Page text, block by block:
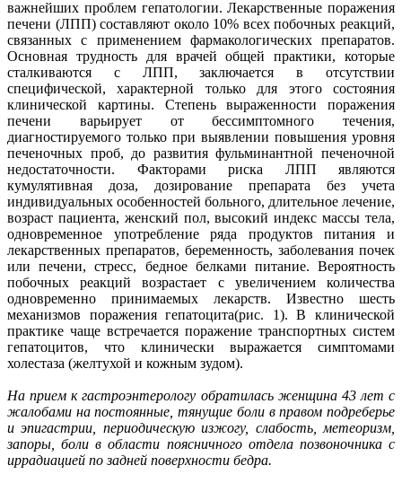
важнейших проблем гепатологии. Лекарственные поражения
печени (ЛПП) составляют около 10% всех побочных реакций,
связанных с применением фармакологических препаратов.
Основная трудность для врачей общей практики, которые
сталкиваются с ЛПП, заключается в отсутствии
специфической, характерной только для этого состояния
клинической картины. Степень выраженности поражения
печени варьирует от бессимптомного течения,
диагностируемого только при выявлении повышения уровня
печеночных проб, до развития фульминантной печеночной
недостаточности. Факторами риска ЛПП являются
кумулятивная доза, дозирование препарата без учета
индивидуальных особенностей больного, длительное лечение,
возраст пациента, женский пол, высокий индекс массы тела,
одновременное употребление ряда продуктов питания и
лекарственных препаратов, беременность, заболевания почек
или печени, стресс, бедное белками питание. Вероятность
побочных реакций возрастает с увеличением количества
одновременно принимаемых лекарств. Известно шесть
механизмов поражения гепатоцита(рис. 1). В клинической
практике чаще встречается поражение транспортных систем
гепатоцитов, что клинически выражается симптомами
холестаза (желтухой и кожным зудом).
На прием к гастроэнтерологу обратилась женщина 43 лет с
жалобами на постоянные, тянущие боли в правом подреберье
и эпигастрии, периодическую изжогу, слабость, метеоризм,
запоры, боли в области поясничного отдела позвоночника с
иррадиацией по задней поверхности бедра.